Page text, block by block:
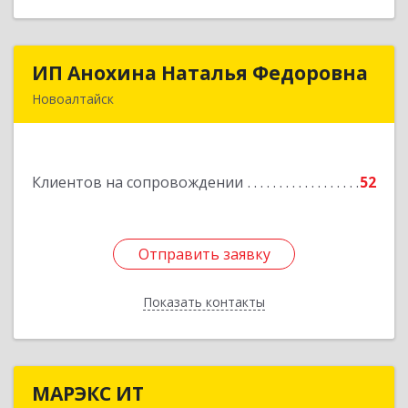
ИП Анохина Наталья Федоровна
Новоалтайск
Клиентов на сопровождении 52
Отправить заявку
Показать контакты
ИП Анохина Наталья Федоровна
Подробнее
Отправить заявку
Назад
МАРЭКС ИТ